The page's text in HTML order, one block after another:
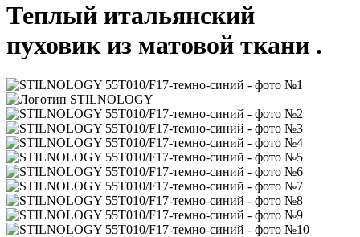
Теплый итальянский
пуховик из матовой ткани .